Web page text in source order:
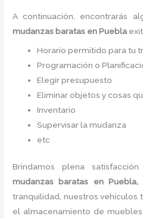
A continuación, encontrarás
mudanzas baratas en Puebla
Horario permitido para tu
Programación o
Elegir presupuesto
Eliminar objetos y cosas
Inventario
Supervisar la mudanza
etc
Brindamos plena
mudanzas baratas
en Puebla,
tranquilidad, nuestros vehículos
el almacenamiento de